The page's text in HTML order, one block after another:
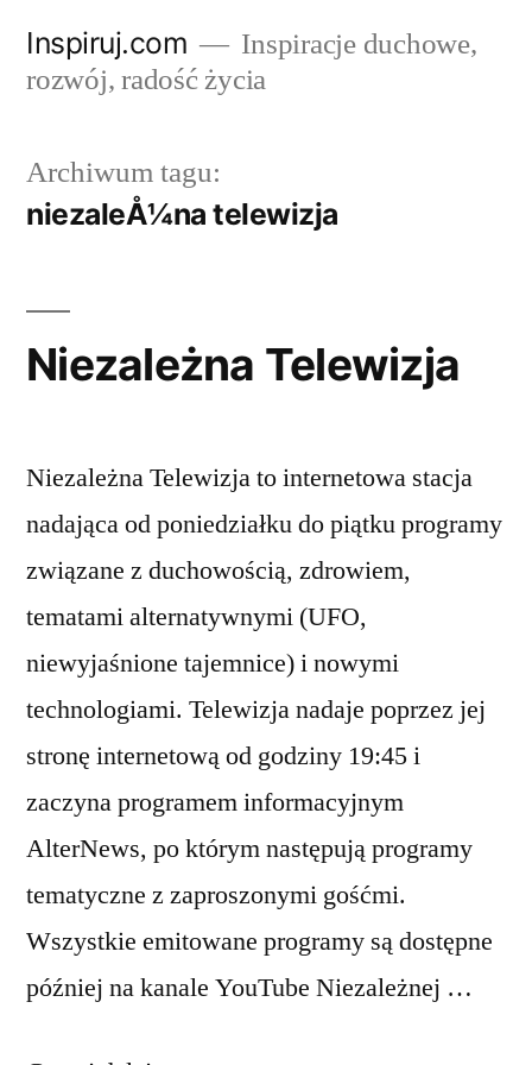
Inspiruj.com
Inspiracje duchowe,
rozwój, radość życia
Archiwum tagu:
niezaleÅ¼na telewizja
Niezależna Telewizja
Niezależna Telewizja to internetowa stacja
nadająca od poniedziałku do piątku programy
związane z duchowością, zdrowiem,
tematami alternatywnymi (UFO,
niewyjaśnione tajemnice) i nowymi
technologiami. Telewizja nadaje poprzez jej
stronę internetową od godziny 19:45 i
zaczyna programem informacyjnym
AlterNews, po którym następują programy
tematyczne z zaproszonymi gośćmi.
Wszystkie emitowane programy są dostępne
później na kanale YouTube Niezależnej …